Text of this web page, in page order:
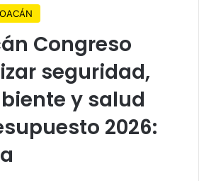
Congreso
seguridad,
y salud
2026: